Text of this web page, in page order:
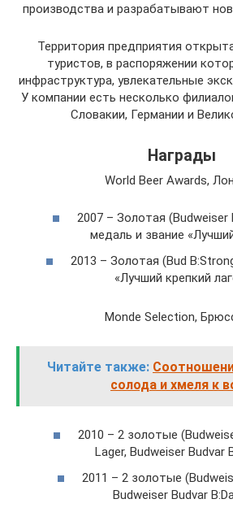
производства и разрабатывают
Территория предприятия
туристов, в распоряжении
инфраструктура, увлекательные
У компании есть несколько
Словакии, Германии и
Награды
World Beer Awards,
2007 – Золотая (Budweiser
медаль и звание
2013 – Золотая (Bud
«Лучший крепкий
Monde Selection,
Читайте также:
солода и хмеля к
2010 – 2 золотые
Lager, Budweiser Budvar
2011 – 2 золотые
Budweiser Budvar